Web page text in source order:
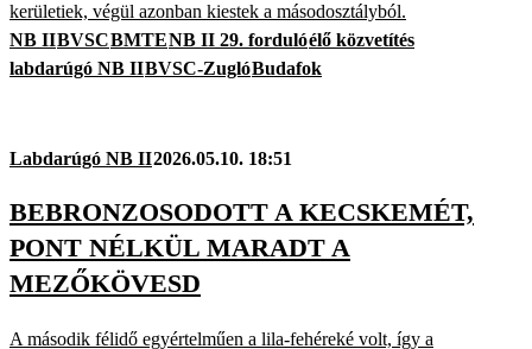
kerületiek, végül azonban kiestek a másodosztályból.
NB IIBVSCBMTENB II 29. fordulóélő közvetítés
labdarúgó NB IIBVSC-ZuglóBudafok
Labdarúgó NB II2026.05.10. 18:51
BEBRONZOSODOTT A KECSKEMÉT,
PONT NÉLKÜL MARADT A
MEZŐKÖVESD
A második félidő egyértelműen a lila-fehéreké volt, így a